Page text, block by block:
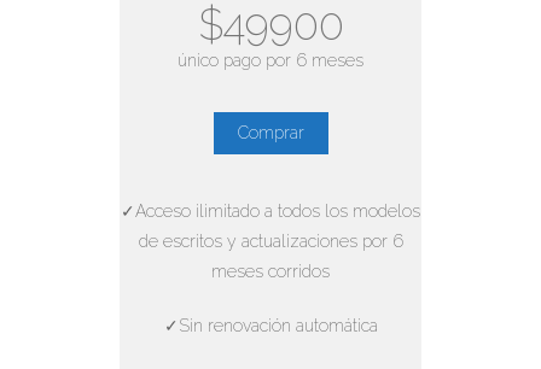
$49900
único pago por 6 meses
Comprar
✓Acceso ilimitado a todos los modelos
de escritos y actualizaciones por 6
meses corridos
✓Sin renovación automática